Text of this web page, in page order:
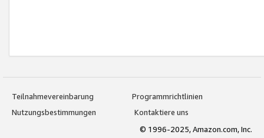
Teilnahmevereinbarung
Programmrichtlinien
Nutzungsbestimmungen
Kontaktiere uns
© 1996-2025, Amazon.com, Inc.